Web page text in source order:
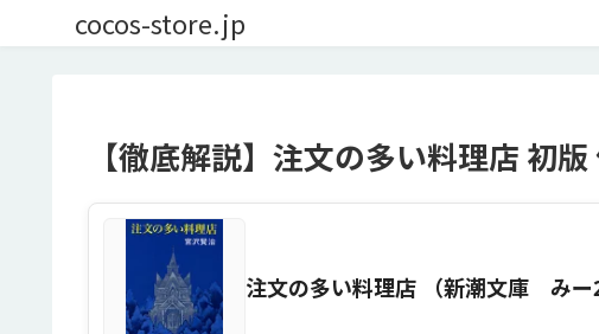
cocos-store.jp
【徹底解説】注文の多い料理店 初
注文の多い料理店 （新潮文庫 み